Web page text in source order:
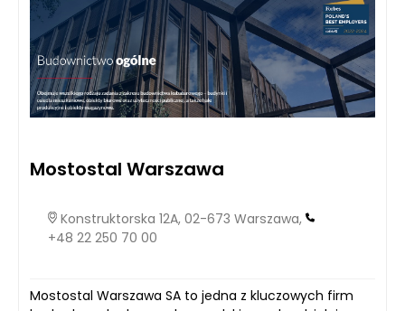
Mostostal Warszawa
Konstruktorska 12A, 02-673 Warszawa,
+48 22 250 70 00
Mostostal Warszawa SA to jedna z kluczowych firm